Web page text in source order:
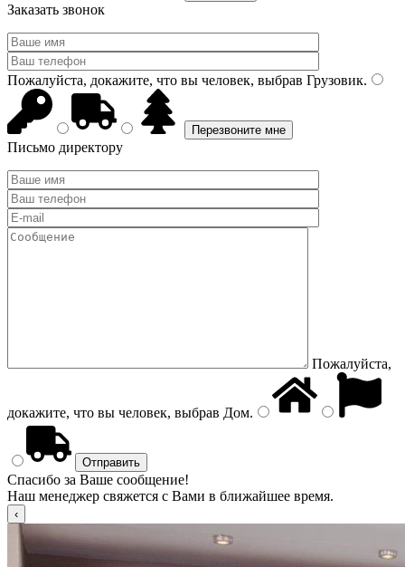
Заказать звонок
Пожалуйста, докажите, что вы человек, выбрав Грузовик.
Письмо директору
Пожалуйста,
докажите, что вы человек, выбрав Дом.
Спасибо за Ваше сообщение!
Наш менеджер свяжется с Вами в ближайшее время.